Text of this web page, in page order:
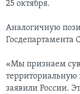
25 октября.
Аналогичную
«Мы признаем
территориальную
заявили России.